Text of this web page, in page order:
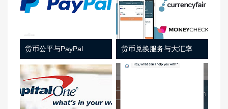
货币公平与PayPal 货币兑换服务与大汇率